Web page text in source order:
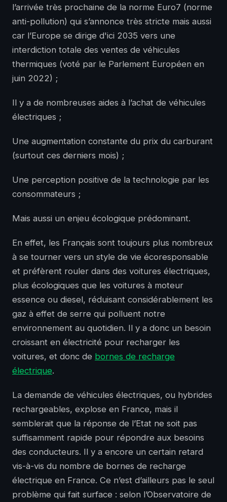
l’arrivée très prochaine de la norme Euro7 (norme
anti-pollution) qui s’annonce très stricte mais aussi
car l’Europe se dirige d'ici 2035 vers une
interdiction totale des ventes de véhicules
thermiques (voté par le Parlement Européen en
juin 2022) ;
Il y a de nombreuses aides à l’achat de véhicules
électriques ;
Une augmentation constante du prix du carburant
(surtout ces derniers mois) ;
Une perception positive de la technologie par les
consommateurs ;
Mais aussi un enjeu écologique prédominant.
En effet, les Français sont toujours plus nombreux
à se tourner vers un style de vie écoresponsable
et préfèrent rouler dans des voitures électriques,
plus écologiques que les voitures à moteur
essence ou diesel, réduisant considérablement les
gaz à effet de serre qui polluent notre
environnement au quotidien. Il y a donc un besoin
croissant en électricité pour recharger les
voitures, et donc de bornes de recharge
électrique.
La demande de véhicules électriques, ou hybrides
rechargeables, explose en France, mais il
semblerait que la réponse de l’Etat ne soit pas
suffisamment rapide pour répondre aux besoins
des conducteurs. Il y a encore un certain retard
vis-à-vis du nombre de bornes de recharge
électrique en France. Ce n’est d’ailleurs pas le seul
problème qui fait surface : selon l’Observatoire de